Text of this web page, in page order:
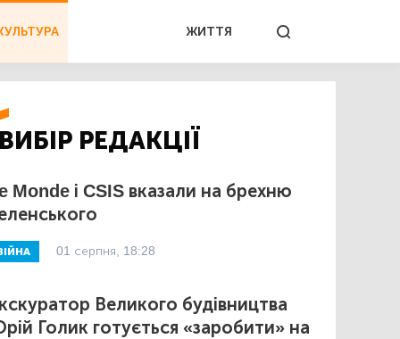
ЖИТТЯ
РЕДАКЦІЇ
Monde і CSIS вказали на брехню
01 серпня, 18:28
Великого будівництва
Голик готується «заробити» на